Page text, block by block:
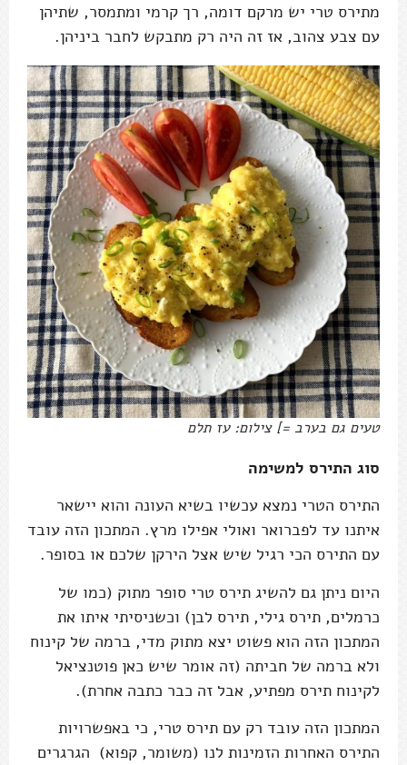
מתירס טרי יש מרקם דומה, רך קרמי ומתמסר, שתיהן
עם צבע צהוב, אז זה היה רק מתבקש לחבר ביניהן.
טעים גם בערב =] צילום: עז תלם
סוג התירס למשימה
התירס הטרי נמצא עכשיו בשיא העונה והוא יישאר
איתנו עד לפברואר ואולי אפילו מרץ. המתכון הזה עובד
עם התירס הכי רגיל שיש אצל הירקן שלכם או בסופר.
היום ניתן גם להשיג תירס טרי סופר מתוק (כמו של
כרמלים, תירס גילי, תירס לבן) וכשניסיתי איתו את
המתכון הזה הוא פשוט יצא מתוק מדי, ברמה של קינוח
ולא ברמה של חביתה (זה אומר שיש כאן פוטנציאל
לקינוח תירס מפתיע, אבל זה כבר כתבה אחרת).
המתכון הזה עובד רק עם תירס טרי, כי באפשרויות
התירס האחרות הזמינות לנו (משומר, קפוא) הגרגרים